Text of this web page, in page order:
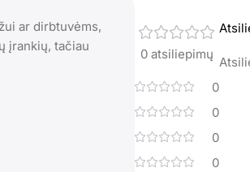
ar dirbtuvėms,
įrankių, tačiau
0 atsiliepimų
0
0
0
0